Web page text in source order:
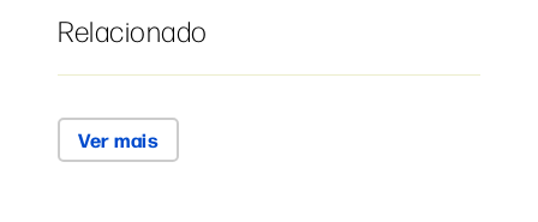
Relacionado
Ver mais